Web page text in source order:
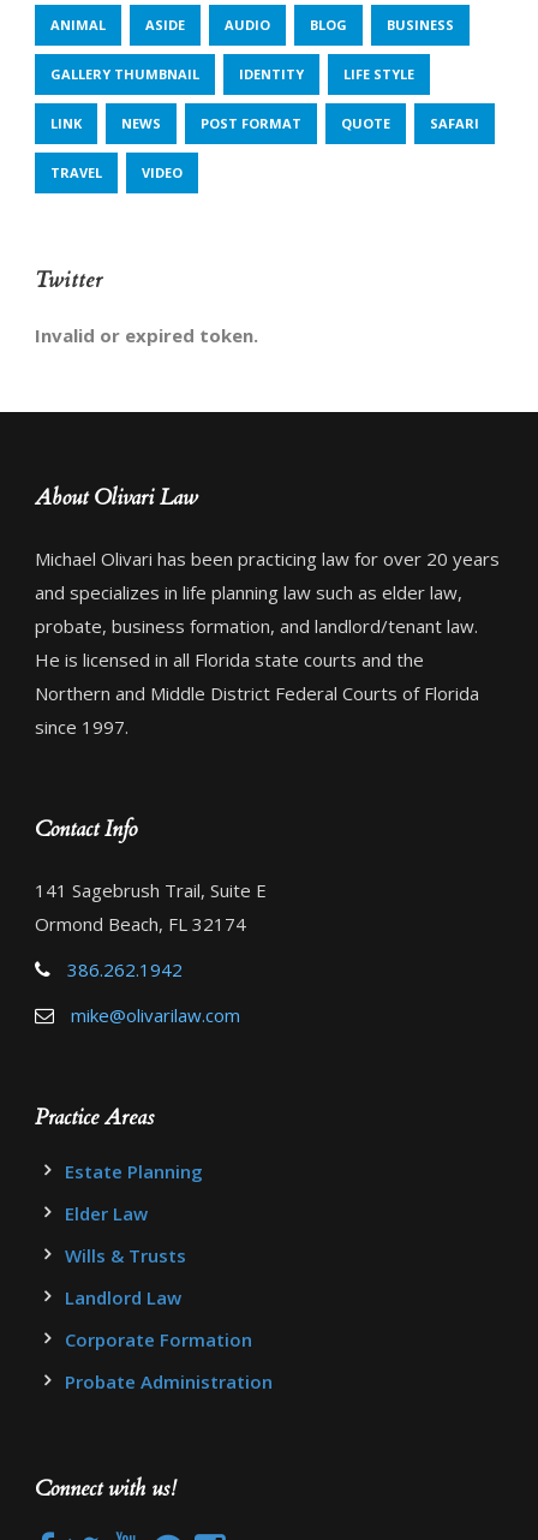
ANIMAL ASIDE AUDIO BLOG BUSINESS
GALLERY THUMBNAIL IDENTITY LIFE STYLE
LINK NEWS POST FORMAT QUOTE SAFARI
TRAVEL VIDEO
Twitter
Invalid or expired token.
About Olivari Law
Michael Olivari has been practicing law for over 20 years
and specializes in life planning law such as elder law,
probate, business formation, and landlord/tenant law.
He is licensed in all Florida state courts and the
Northern and Middle District Federal Courts of Florida
since 1997.
Contact Info
141 Sagebrush Trail, Suite E
Ormond Beach, FL 32174
386.262.1942
mike@olivarilaw.com
Practice Areas
Estate Planning
Elder Law
Wills & Trusts
Landlord Law
Corporate Formation
Probate Administration
Connect with us!